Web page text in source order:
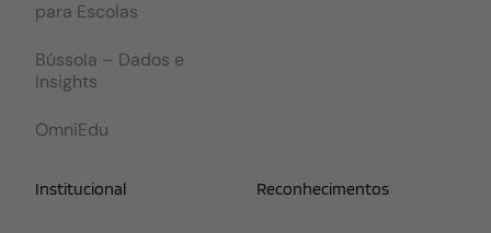
para Escolas
Bússola – Dados e
Insights
OmniEdu
Institucional Reconhecimentos